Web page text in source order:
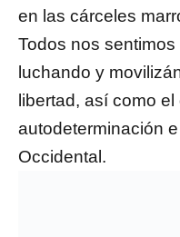
en las cárceles
Todos nos
luchando y
libertad, así como
autodeterminación
Occidental.